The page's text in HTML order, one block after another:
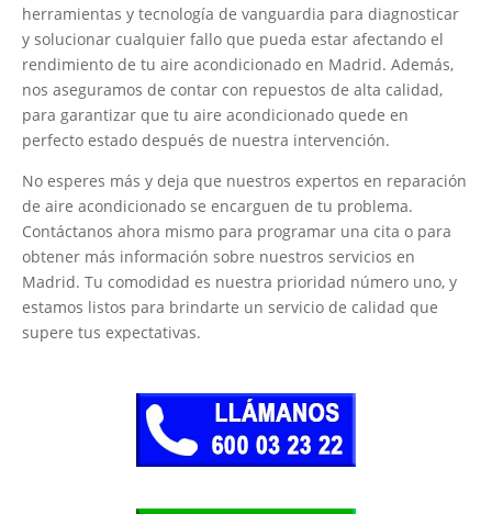
herramientas y tecnología de vanguardia para diagnosticar
y solucionar cualquier fallo que pueda estar afectando el
rendimiento de tu aire acondicionado en Madrid. Además,
nos aseguramos de contar con repuestos de alta calidad,
para garantizar que tu aire acondicionado quede en
perfecto estado después de nuestra intervención.
No esperes más y deja que nuestros expertos en reparación
de aire acondicionado se encarguen de tu problema.
Contáctanos ahora mismo para programar una cita o para
obtener más información sobre nuestros servicios en
Madrid. Tu comodidad es nuestra prioridad número uno, y
estamos listos para brindarte un servicio de calidad que
supere tus expectativas.